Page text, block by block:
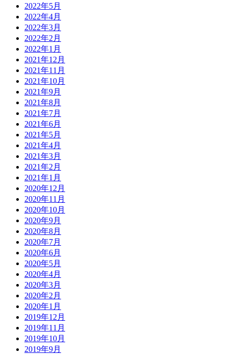
2022年5月
2022年4月
2022年3月
2022年2月
2022年1月
2021年12月
2021年11月
2021年10月
2021年9月
2021年8月
2021年7月
2021年6月
2021年5月
2021年4月
2021年3月
2021年2月
2021年1月
2020年12月
2020年11月
2020年10月
2020年9月
2020年8月
2020年7月
2020年6月
2020年5月
2020年4月
2020年3月
2020年2月
2020年1月
2019年12月
2019年11月
2019年10月
2019年9月